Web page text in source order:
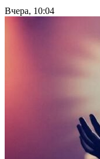
Вчера, 10:04